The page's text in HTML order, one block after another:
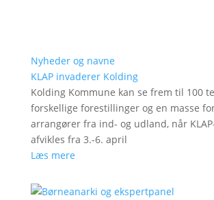
Nyheder og navne
KLAP invaderer Kolding
Kolding Kommune kan se frem til 100
forskellige forestillinger og en masse
arrangører fra ind- og udland, når
afvikles fra 3.-6. april
Læs mere